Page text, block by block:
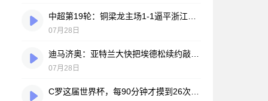
07月28日
07月28日